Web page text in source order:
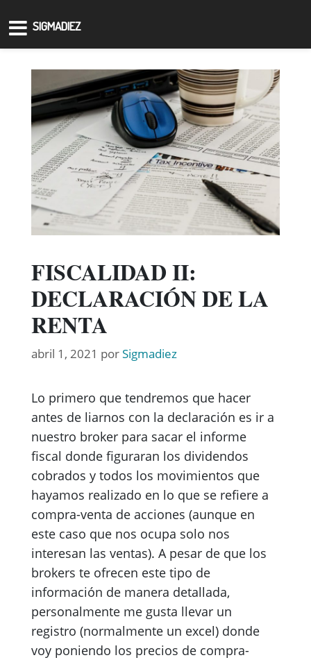
FISCALIDAD II:
DECLARACIÓN DE LA
RENTA
abril 1, 2021 porSigmadiez
Lo primero que tendremos que hacer
antes de liarnos con la declaración es ir a
nuestro broker para sacar el informe
fiscal donde figuraran los dividendos
cobrados y todos los movimientos que
hayamos realizado en lo que se refiere a
compra-venta de acciones (aunque en
este caso que nos ocupa solo nos
interesan las ventas). A pesar de que los
brokers te ofrecen este tipo de
información de manera detallada,
personalmente me gusta llevar un
registro (normalmente un excel) donde
voy poniendo los precios de compra-
SIGMADIEZ